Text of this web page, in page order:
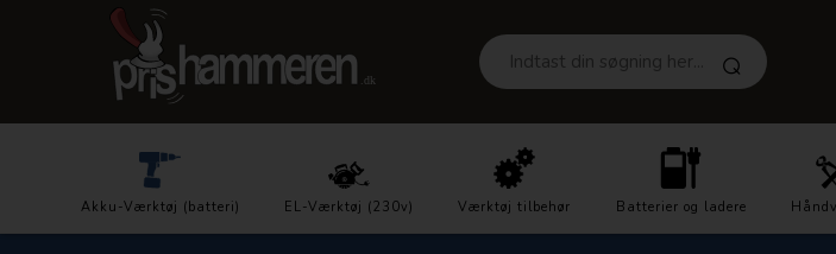
Akku-Værktøj (batteri) EL-Værktøj (230v) Værktøj tilbehør Batterier og ladere
Prisgaranti DK´s laveste priser Hurtig levering 1-3 dage